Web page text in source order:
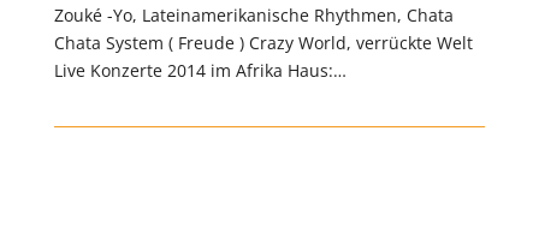
Zouké -Yo, Lateinamerikanische Rhythmen, Chata
Chata System ( Freude ) Crazy World, verrückte Welt
Live Konzerte 2014 im Afrika Haus:…